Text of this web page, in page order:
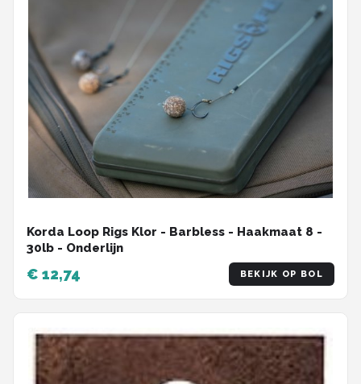
Korda Loop Rigs Klor - Barbless - Haakmaat 8 -
30lb - Onderlijn
€ 12,74 BEKIJK OP BOL